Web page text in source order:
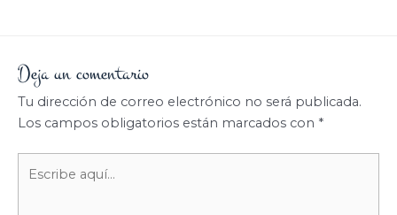
Deja un comentario
Tu dirección de correo electrónico no será publicada.
Los campos obligatorios están marcados con *
aquí...